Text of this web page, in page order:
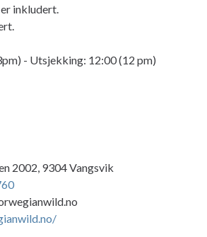
inkludert.
- Utsjekking: 12:00 (12 pm)
2002, 9304 Vangsvik